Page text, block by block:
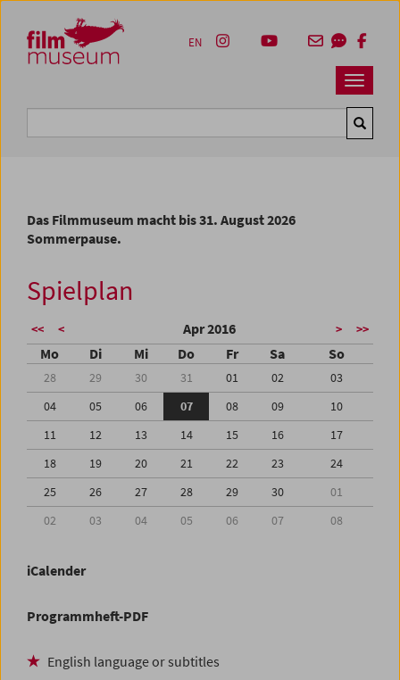
Zum Inhalt
Zum Hauptmenü
Zur Servicenavigation
Zum Suche
Navbar
EN
Das Filmmuseum macht bis 31. August 2026
Sommerpause.
Spielplan
<< < Apr 2016 > >>
Mo Di Mi Do Fr Sa So
28 29 30 31 01 02
03
04
05 06 07 08 09
10
11
12 13 14 15 16
17
18
19 20 21 22 23
24
25
26 27 28 29 30
01
02
03 04 05 06 07 08
iCalender
Programmheft-PDF
English language or subtitles